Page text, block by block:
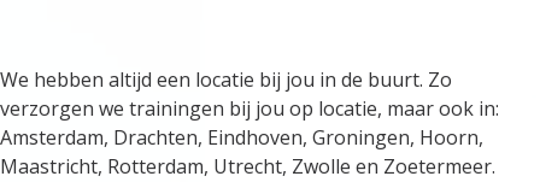
We hebben altijd een locatie bij jou in de buurt. Zo
verzorgen we trainingen bij jou op locatie, maar ook in:
Amsterdam, Drachten, Eindhoven, Groningen, Hoorn,
Maastricht, Rotterdam, Utrecht, Zwolle en Zoetermeer.